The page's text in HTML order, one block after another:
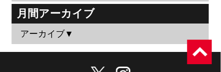
月間アーカイブ
アーカイブ▼